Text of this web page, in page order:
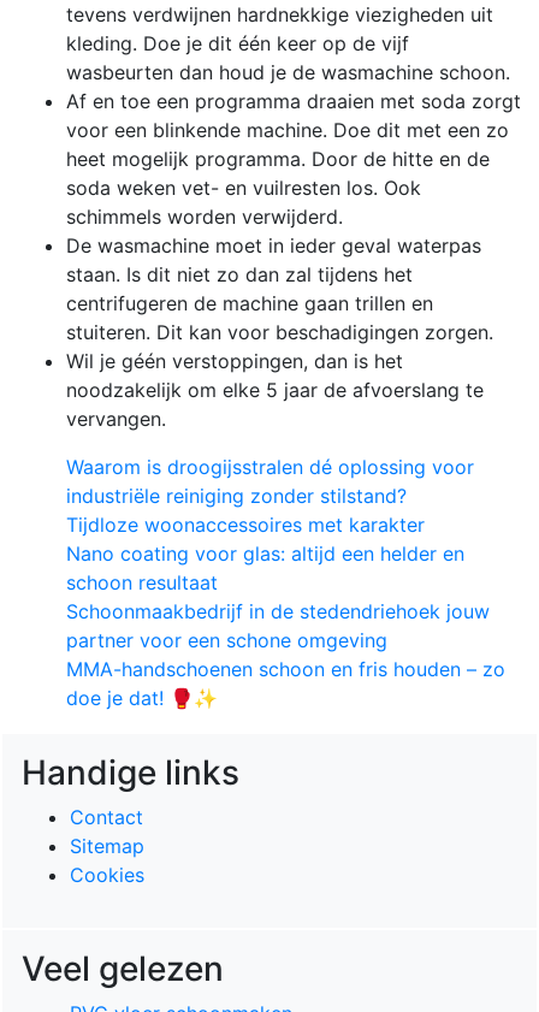
tevens verdwijnen hardnekkige viezigheden uit
kleding. Doe je dit één keer op de vijf
wasbeurten dan houd je de wasmachine schoon.
Af en toe een programma draaien met soda zorgt
voor een blinkende machine. Doe dit met een zo
heet mogelijk programma. Door de hitte en de
soda weken vet- en vuilresten los. Ook
schimmels worden verwijderd.
De wasmachine moet in ieder geval waterpas
staan. Is dit niet zo dan zal tijdens het
centrifugeren de machine gaan trillen en
stuiteren. Dit kan voor beschadigingen zorgen.
Wil je géén verstoppingen, dan is het
noodzakelijk om elke 5 jaar de afvoerslang te
vervangen.
Waarom is droogijsstralen dé oplossing voor
industriële reiniging zonder stilstand?
Tijdloze woonaccessoires met karakter
Nano coating voor glas: altijd een helder en
schoon resultaat
Schoonmaakbedrijf in de stedendriehoek jouw
partner voor een schone omgeving
MMA-handschoenen schoon en fris houden – zo
doe je dat! 🥊✨
Handige links
Contact
Sitemap
Cookies
Veel gelezen